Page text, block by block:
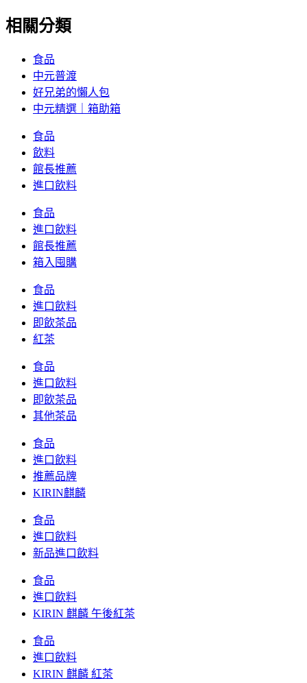
相關分類
食品
中元普渡
好兄弟的懶人包
中元精選｜箱助箱
食品
飲料
館長推薦
進口飲料
食品
進口飲料
館長推薦
箱入囤購
食品
進口飲料
即飲茶品
紅茶
食品
進口飲料
即飲茶品
其他茶品
食品
進口飲料
推薦品牌
KIRIN麒麟
食品
進口飲料
新品進口飲料
食品
進口飲料
KIRIN 麒麟 午後紅茶
食品
進口飲料
KIRIN 麒麟 紅茶